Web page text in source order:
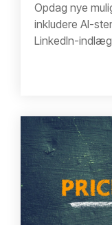
Opdag nye
inkludere AI-
LinkedIn-